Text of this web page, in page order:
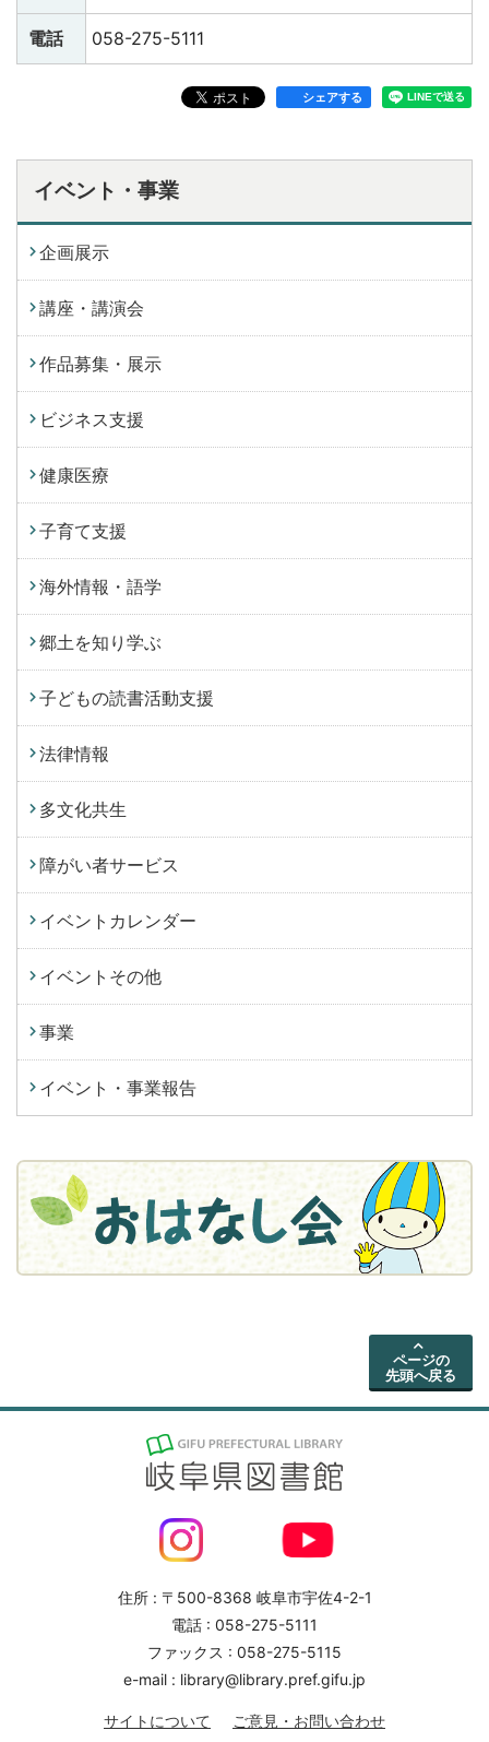
電話 058-275-5111
シェアする
イベント・事業
企画展示
講座・講演会
作品募集・展示
ビジネス支援
健康医療
子育て支援
海外情報・語学
郷土を知り学ぶ
子どもの読書活動支援
法律情報
多文化共生
障がい者サービス
イベントカレンダー
イベントその他
事業
イベント・事業報告
ページの
先頭へ戻る
住所 : 〒500-8368 岐阜市宇佐4-2-1
電話 : 058-275-5111
ファックス : 058-275-5115
e-mail : library@library.pref.gifu.jp
サイトについて ご意見・お問い合わせ